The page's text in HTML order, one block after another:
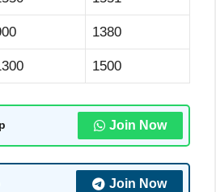
1380
1500
Join Now
Join Now